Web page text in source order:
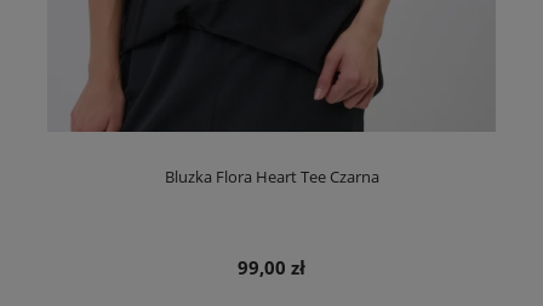
Bluzka Flora Heart Tee Czarna
99,00 zł